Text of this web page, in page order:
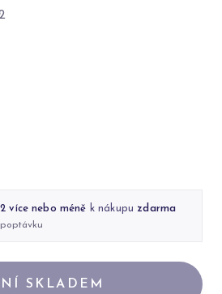
více nebo méně k nákupu zdarma
SKLADEM